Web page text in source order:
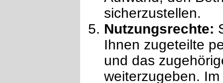
sicherzustellen.
Nutzungsrechte:
Ihnen zugeteilte
und das
weiterzugeben.